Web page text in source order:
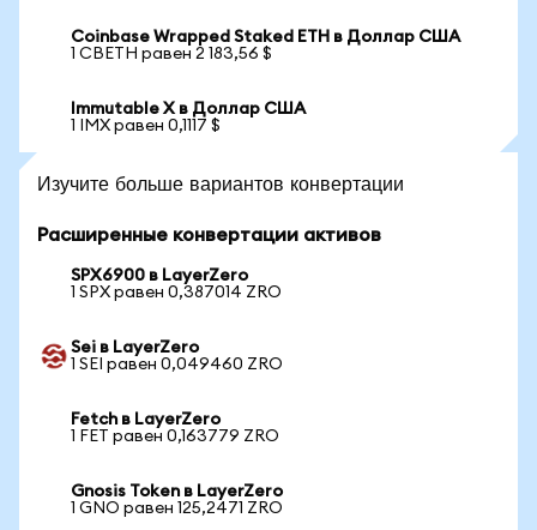
Coinbase Wrapped Staked ETH в Доллар США
1 CBETH равен 2 183,56 $
Immutable X в Доллар США
1 IMX равен 0,1117 $
Изучите больше вариантов конвертации
Расширенные конвертации активов
SPX6900 в LayerZero
1 SPX равен 0,387014 ZRO
Sei в LayerZero
1 SEI равен 0,049460 ZRO
Fetch в LayerZero
1 FET равен 0,163779 ZRO
Gnosis Token в LayerZero
1 GNO равен 125,2471 ZRO